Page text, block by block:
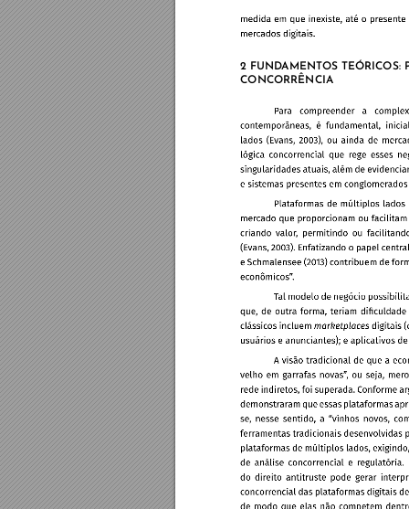
2 FUNDAMENTOS TEÓRICOS:
CONCORRÊNCIA